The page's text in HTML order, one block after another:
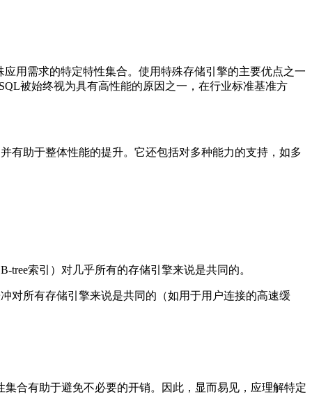
用需求的特定特性集合。使用特殊存储引擎的主要优点之一
被始终视为具有高性能的原因之一，在行业标准基准方
有助于整体性能的提升。它还包括对多种能力的支持，如多
B-tree索引）对几乎所有的存储引擎来说是共同的。
对所有存储引擎来说是共同的（如用于用户连接的高速缓
合有助于避免不必要的开销。因此，显而易见，应理解特定